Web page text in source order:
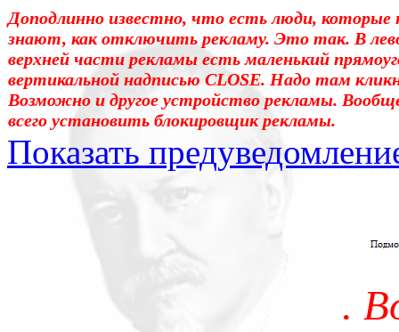
Доподлинно известно, что есть люди, которые
знают, как отключить рекламу. Это так. В
верхней части рекламы есть маленький
вертикальной надписью CLOSE. Надо там
Возможно и другое устройство рекламы.
всего установить блокировщик рекламы.
Показать
Уважаемые! Умоляю: не
отошли от суеты. – Перед
трудным чтением. И ещё:
достаточно, чтоб
.